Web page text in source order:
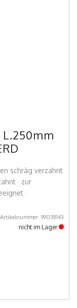
schräg verzahnt
· zur
·
Artikelnummer: 99038143
nicht im Lager